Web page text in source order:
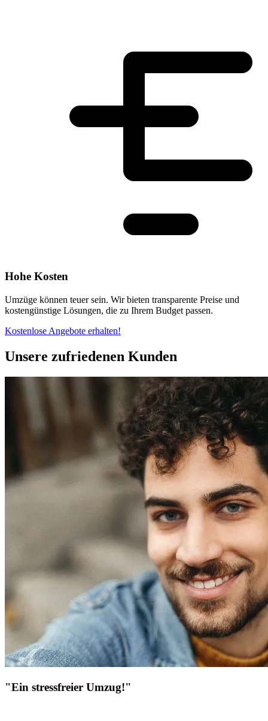
Hohe Kosten
Umzüge können teuer sein. Wir bieten transparente Preise und
kostengünstige Lösungen, die zu Ihrem Budget passen.
Kostenlose Angebote erhalten!
Unsere zufriedenen Kunden
"Ein stressfreier Umzug!"